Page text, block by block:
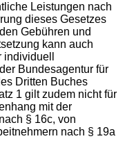
Leistungen nach
dieses Gesetzes
Gebühren und
kann auch
Bundesagentur für
Dritten Buches
1 gilt zudem nicht für
mit der
§ 16c, von
nach § 19a